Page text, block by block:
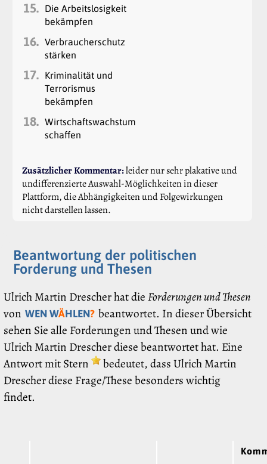
15.
Die Arbeitslosigkeit
bekämpfen
16. Verbraucherschutz
stärken
17.
Kriminalität und
Terrorismus
bekämpfen
18. Wirtschaftswachstum
schaffen
Zusätzlicher Kommentar:leider nur sehr plakative und
undifferenzierte Auswahl-Möglichkeiten in dieser
Plattform, die Abhängigkeiten und Folgewirkungen
nicht darstellen lassen.
Beantwortung der politischen
Forderung und Thesen
Ulrich Martin Drescher hat dieForderungen und Thesen
von WEN WÄHLEN? beantwortet. In dieser Übersicht
sehen Sie alle Forderungen und Thesen und wie
Ulrich Martin Drescher diese beantwortet hat. Eine
Antwort mit Stern
bedeutet, dass Ulrich Martin
Drescher diese Frage/These besonders wichtig
findet.